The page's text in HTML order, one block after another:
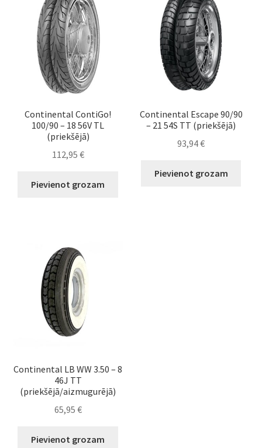
Continental ContiGo!
100/90 – 18 56V TL
(priekšējā)
112,95 €
Pievienot grozam
Continental Escape 90/90
– 21 54S TT (priekšējā)
93,94€
Pievienot grozam
Continental LB WW 3.50 – 8
46J TT
(priekšējā/aizmugurējā)
65,95 €
Pievienot grozam